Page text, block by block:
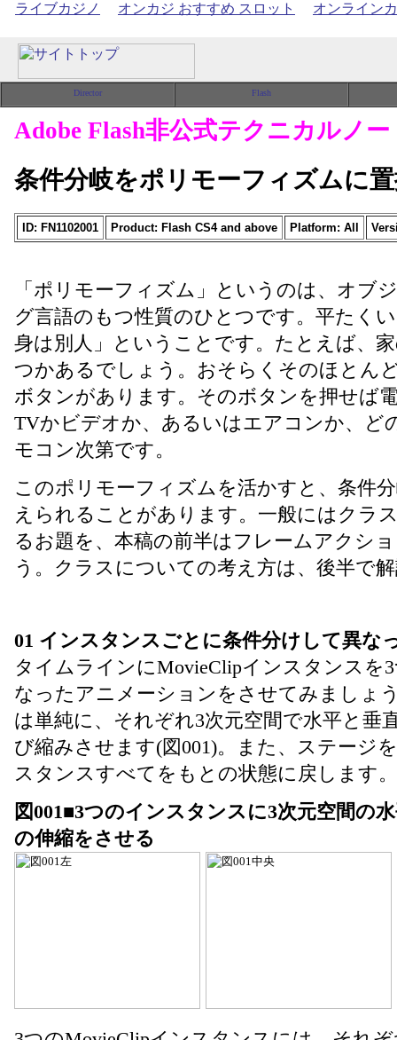
ライブカジノ オンカジ おすすめ スロット オンライン
Adobe Flash非公式テクニカルノー
条件分岐をポリモーフィズムに
ID: FN1102001 Product: Flash CS4 and above Platform: All
「ポリモーフィズム」というのは、オブ
グ言語のもつ性質のひとつです。平たく
身は別人」ということです。たとえば、
つかあるでしょう。おそらくそのほとん
ボタンがあります。そのボタンを押せば
TVかビデオか、あるいはエアコンか、ど
モコン次第です。
このポリモーフィズムを活かすと、条件
えられることがあります。一般にはクラ
るお題を、本稿の前半はフレームアクシ
う。クラスについての考え方は、後半で
01 インスタンスごとに条件分けして異な
タイムラインにMovieClipインスタンスを
なったアニメーションをさせてみましょ
は単純に、それぞれ3次元空間で水平と垂
び縮みさせます(図001)。また、ステージ
スタンスすべてをもとの状態に戻します。
図001■3つのインスタンスに3次元空間の
の伸縮をさせる